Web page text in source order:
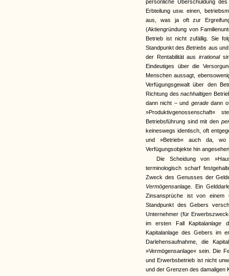
persönliche Überschuldung
Erbteilung usw. einen,
aus, was ja oft zur
(Aktiengründung von
Betrieb ist nicht zufällig. Sie
Standpunkt desBetriebs aus
der Rentabilität aus irrational
Eindeutiges über die
Menschen aussagt,
Verfügungsgewalt über den
Richtung desnachhaltigen
dann nicht – und geradedann
»Produktivgenossenschaft«
Betriebsführung sind mit den
keineswegs identisch, oft
und »Betrieb« auch da, wo
Verfügungsobjekte hin
Die Scheidung von
terminologisch scharf
Zweck des Genusses der
Vermögensanlage. Ein
Zinsansprüche ist von einem
Standpunkt des Gebers
Unternehmer (für
im ersten Fall Kapitalanlage
Kapitalanlage des Gebers im
Darlehensaufnahme, die
»Vermögensanlage« sein. Die
und Erwerbsbetrieb ist nicht
und der Grenzen des damaligen